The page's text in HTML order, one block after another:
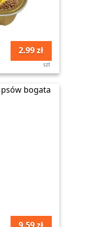
2.99 zł
szt